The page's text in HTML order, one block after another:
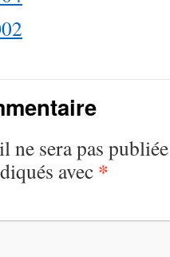
ne sera pas
avec *